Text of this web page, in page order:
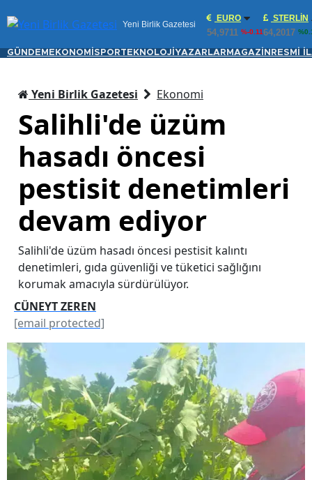
Yeni Birlik Gazetesi
EURO
54,9711 %-0.11
STERLIN
64,2017
GÜNDEM EKONOMİ SPORTEKNOLOJİ YAZARLAR MAGAZİN RESMİ
Yeni Birlik Gazetesi Ekonomi
Salihli'de üzüm
hasadı öncesi
pestisit denetimleri
devam ediyor
Salihli'de üzüm hasadı öncesi pestisit kalıntı
denetimleri, gıda güvenliği ve tüketici sağlığını
korumak amacıyla sürdürülüyor.
CÜNEYT ZEREN
[email protected]